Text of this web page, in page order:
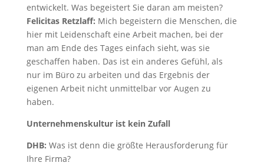
entwickelt. Was begeistert Sie daran am meisten?
Felicitas Retzlaff: Mich begeistern die Menschen, die
hier mit Leidenschaft eine Arbeit machen, bei der
man am Ende des Tages einfach sieht, was sie
geschaffen haben. Das ist ein anderes Gefühl, als
nur im Büro zu arbeiten und das Ergebnis der
eigenen Arbeit nicht unmittelbar vor Augen zu
haben.
Unternehmenskultur ist kein Zufall
DHB: Was ist denn die größte Herausforderung für
Ihre Firma?